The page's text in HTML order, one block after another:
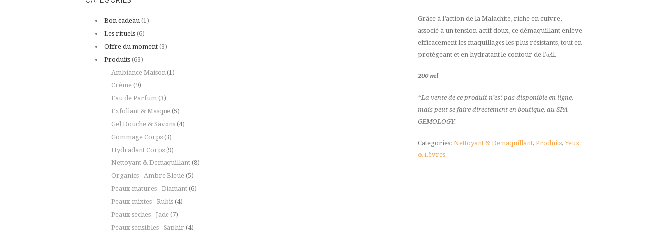
Grâce à l’action de la Malachite, riche en cuivre,
associé à un tension-actif doux, ce démaquillant enlève
efficacement les maquillages les plus résistants, tout en
protégeant et en hydratant le contour de l’œil.
200 ml
*La vente de ce produit n’est pas disponible en ligne,
mais peut se faire directement en boutique, au SPA
GEMOLOGY.
Categories: Nettoyant & Demaquillant, Produits, Yeux
& Lèvres
Bon cadeau (1)
Les rituels (6)
Offre du moment (3)
Produits (63)
Ambiance Maison (1)
Crème (9)
Eau de Parfum (3)
Exfoliant & Masque (5)
Gel Douche & Savons (4)
Gommage Corps (3)
Hydradant Corps (9)
Nettoyant & Demaquillant (8)
Organics - Ambre Bleue (5)
Peaux matures - Diamant (6)
Peaux mixtes - Rubis (4)
Peaux sèches - Jade (7)
Peaux sensibles - Saphir (4)